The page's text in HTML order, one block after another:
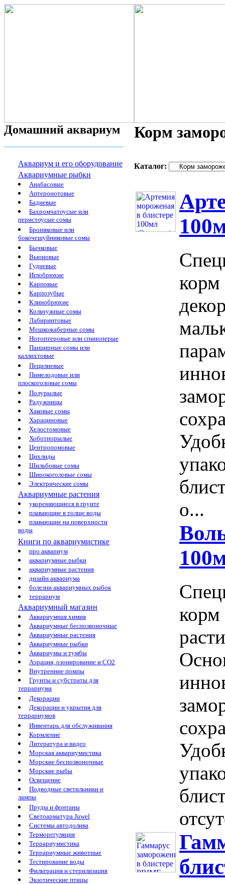
Домашний аквариум
Аквариум и его оборудование
Аквариумные рыбки
Анабасовые
Аптеронотовые
Бадиевые
Бахромчатоусые или
перистоусые сомы
Броняковые или
бокочешуйниковые сомы
Бычковые
Вьюновые
Гудиевые
Иглобрюхие
Карповые
Карпозубые
Клинобрюхие
Кольчужные сомы
Лабиринтовые
Мешкожаберные сомы
Нотоптеровые или спиноперые
Панцирные сомы или
каллихтовые
Пецилиевые
Пимелодовые или
плоскоголовые сомы
Полурылые
Радужницы
Хаковые сомы
Харациновые
Хелостомовые
Хоботнорылые
Центропомовые
Цихлиды
Шильбовые сомы
Широкоголовые сомы
Электрические сомы
Аквариумные растения
укореняющиеся в грунте
плавающие в толще воды
плавающие на поверхности
воды
Книги по аквариумистике
про аквариум
аквариумные рыбки
аквариумные растения
дизайн аквариума
болезни аквариумных рыбок
террариум
Аквариумный магазин
Аквариумная химия
Аквариумные беспозвоночные
Аквариумные растения
Аквариумные рыбки
Аквариумы и тумбы
Аэрация, озонирование и CO2
Внутренние помпы
Грунты и субстраты для
террариума
Декорации
Декорации и укрытия для
террариумов
Инвентарь для обслуживания
Кормление
Литература и видео
Морская аквариумистика
Морские беспозвоночные
Морские рыбы
Освещение
Подводные светильники и
лампы
Пруды и фонтаны
Светоарматура Juwel
Системы автодолива
Терморегуляция
Террариумистика
Террариумные животные
Тестирование воды
Фильтрация и стерилизация
Экзотические птицы
Корм
Каталог:
корм
о...
корм